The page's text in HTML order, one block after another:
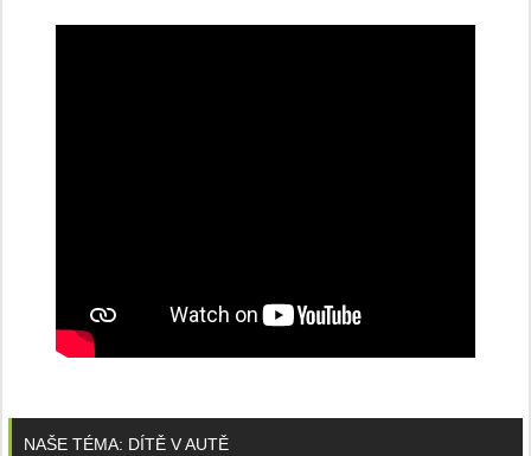
NAŠE TÉMA: DÍTĚ V AUTĚ